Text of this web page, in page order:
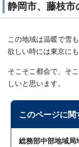
静岡市、藤枝市
この地域は温暖で雪
欲しい時には東京に
そこそこ都会で、そ
しいと思います。
このページに関
総務部中部地域局